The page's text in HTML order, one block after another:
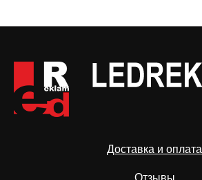
Доставка и оплата